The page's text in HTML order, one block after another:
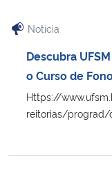
Notícia
Descubra
o Curso de
Https://
reitorias/